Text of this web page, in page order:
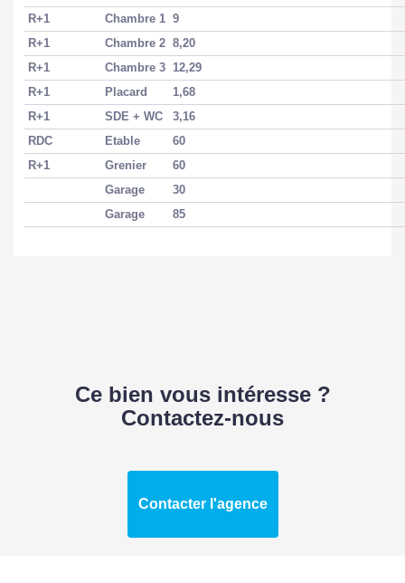
R+1
Chambre 1 9
R+1
Chambre 2 8,20
R+1
Chambre 3 12,29
R+1
Placard
1,68
R+1
SDE + WC
3,16
RDC
Etable
60
R+1
Grenier
60
Garage
30
Garage
85
Ce bien vous intéresse ?
Contactez-nous
Contacter l'agence